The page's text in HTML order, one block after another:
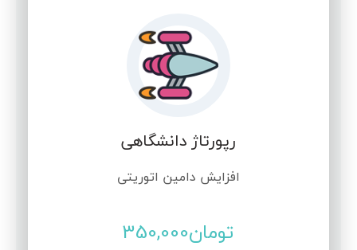
رپورتاژ دانشگاهی
افزایش دامین اتوریتی
تومان350,000